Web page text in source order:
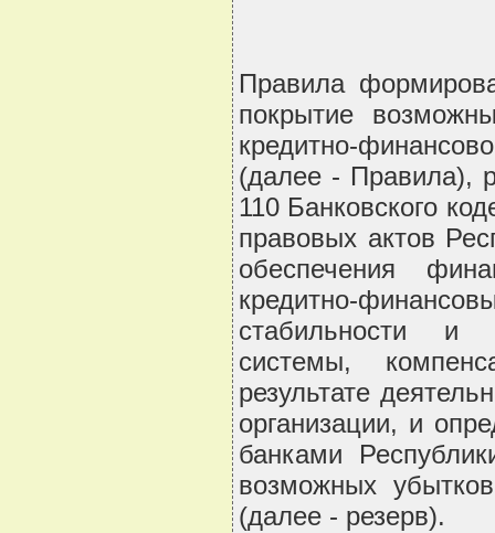
Правила
покрытие
кредитно-
(далее - Правила),
110 Банковского
правовых актов
обеспечения
кредитно-
стабильности и
системы,
результате
организации, и
банками
возможных
(далее - резерв).